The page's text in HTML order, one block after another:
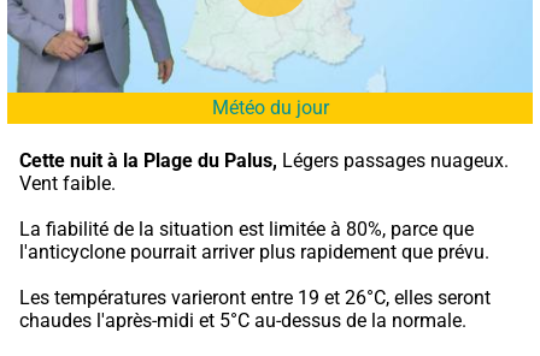
Météo du jour
Cette nuit à la Plage du Palus, Légers passages nuageux.
Vent faible.
La fiabilité de la situation est limitée à 80%, parce que
l'anticyclone pourrait arriver plus rapidement que prévu.
Les températures varieront entre 19 et 26°C, elles seront
chaudes l'après-midi et 5°C au-dessus de la normale.